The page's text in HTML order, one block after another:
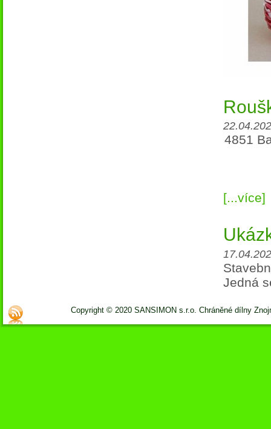
4851
[...více]
Jedná
Copyright © 2020 SANSIMON s.r.o. Chráněné dílny